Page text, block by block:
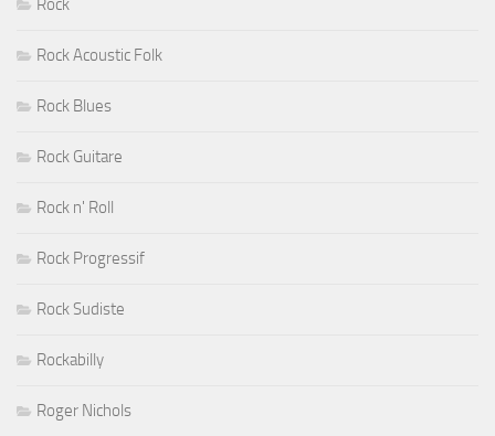
Rock
Rock Acoustic Folk
Rock Blues
Rock Guitare
Rock n' Roll
Rock Progressif
Rock Sudiste
Rockabilly
Roger Nichols